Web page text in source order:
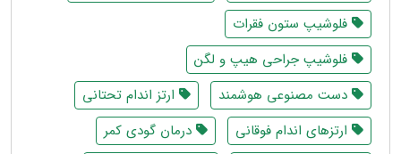
فلوشیپ ستون فقرات
فلوشیپ جراحی هیپ و لگن
دست مصنوعی هوشمند
ارتز اندام تحتانی
ارتزهای اندام فوقانی
درمان گودی کمر